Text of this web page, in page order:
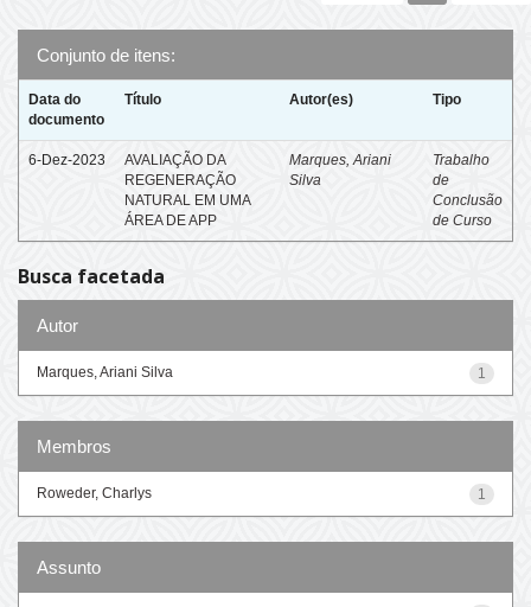
Conjunto de itens:
Data do
documento
Título Autor(es) Tipo
6-Dez-2023
AVALIAÇÃO DA
REGENERAÇÃO
NATURAL EM UMA
ÁREA DE APP
Marques, Ariani
Silva
Trabalho
de
Conclusão
de Curso
Busca facetada
Autor
1
Marques, Ariani Silva
Membros
1
Roweder, Charlys
Assunto